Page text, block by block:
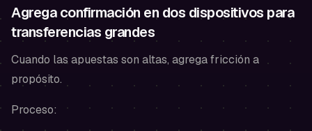
Agrega confirmación en dos dispositivos para
transferencias grandes
Cuando las apuestas son altas, agrega fricción a
propósito.
Proceso: